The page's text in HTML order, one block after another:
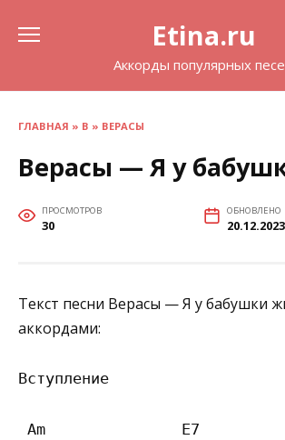
Etina.ru
Аккорды популярных
ГЛАВНАЯ » В » ВЕРАСЫ
Верасы — Я у
ПРОСМОТРОВ
30
ОБНОВЛЕНО
20.12.2023
Текст песни Верасы — Я у бабушки
аккордами:
Вступление
Am               E7